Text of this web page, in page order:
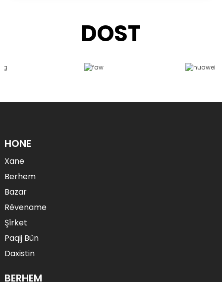
DOST
HONE
Xane
Berhem
Bazar
Rêvename
Şîrket
Paqij Bûn
Daxistin
BERHEM